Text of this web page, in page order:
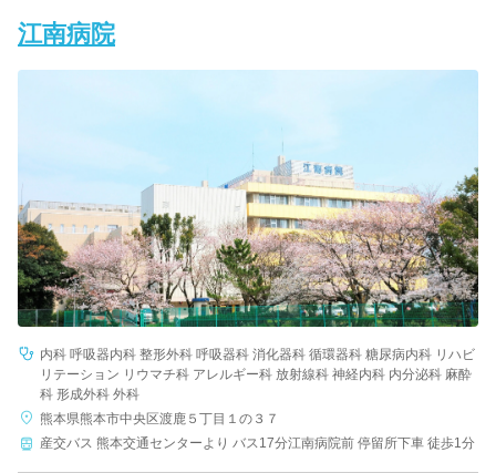
江南病院
内科 呼吸器内科 整形外科 呼吸器科 消化器科 循環器科 糖尿病内科 リハビ
リテーション リウマチ科 アレルギー科 放射線科 神経内科 内分泌科 麻酔
科 形成外科 外科
熊本県熊本市中央区渡鹿５丁目１の３７
産交バス 熊本交通センターより バス17分江南病院前 停留所下車 徒歩1分